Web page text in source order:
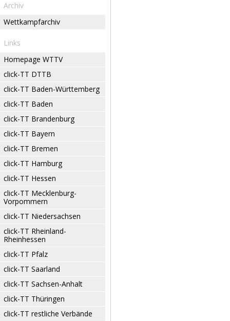
Archiv
Wettkampfarchiv
Links
Homepage WTTV
click-TT DTTB
click-TT Baden-Württemberg
click-TT Baden
click-TT Brandenburg
click-TT Bayern
click-TT Bremen
click-TT Hamburg
click-TT Hessen
click-TT Mecklenburg-
Vorpommern
click-TT Niedersachsen
click-TT Rheinland-
Rheinhessen
click-TT Pfalz
click-TT Saarland
click-TT Sachsen-Anhalt
click-TT Thüringen
click-TT restliche Verbände